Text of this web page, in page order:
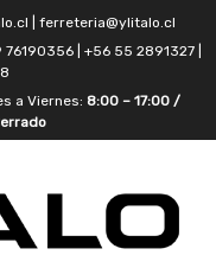
| ferreteria@ylitalo.cl
| +56 55 2891327 |
a Viernes: 8:00 – 17:00 /